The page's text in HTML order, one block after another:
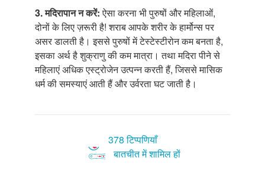
3. मदिरापान न करें:ऐसा करना भी पुरुषों और महिलाओं,
दोनों के लिए ज़रूरी है! शराब आपके शरीर के हार्मोन्स पर
असर डालती है। इससे पुरुषों में टेस्टेस्टीरोन कम बनता है,
इसका अर्थ है शुक्राणु की कम मात्रा। तथा मदिरा पीने से
महिलाएं अधिक एस्ट्रोजेन उत्पन्न करती हैं, जिससे मासिक
धर्म की समस्याएं आती हैं और उर्वरता घट जाती है।
378 टिप्पणियाँ
बातचीत में शामिल हों